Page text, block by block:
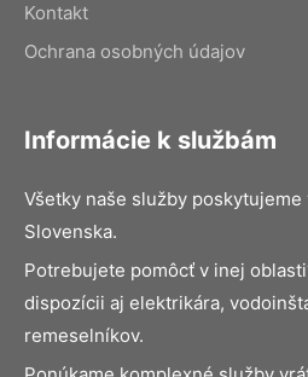
Kontakt
Ochrana osobných údajov
Informácie k službám
Všetky naše služby poskytujeme
Slovenska.
Potrebujete pomôcť v inej
dispozícii aj elektrikára,
remeselníkov.